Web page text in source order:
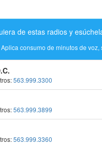
de estas radios y
Aplica consumo de minutos de voz,
563.999.3300
563.999.3899
563.999.3360